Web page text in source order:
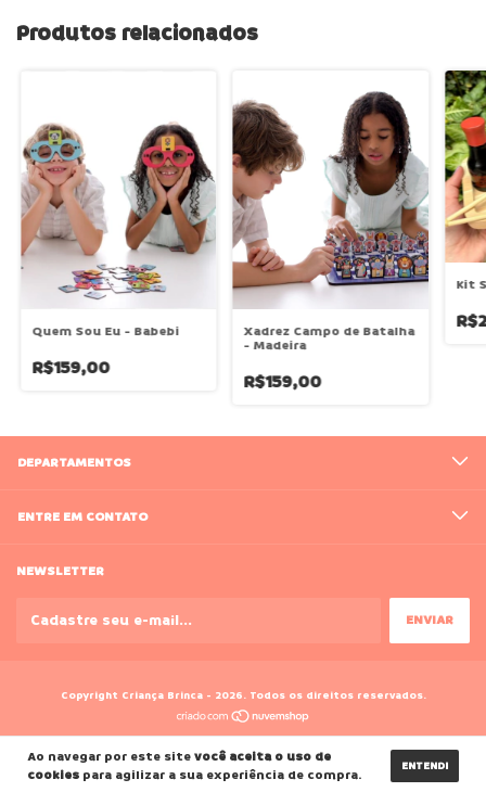
Ao navegar por este sitevocê aceita o uso de
cookies para agilizar a sua experiência de compra. ENTENDI
Produtos relacionados
Quem Sou Eu - Babebi
R$159,00
Xadrez Campo de Batalha
- Madeira
R$159,00
Kit
DEPARTAMENTOS
ENTRE EM CONTATO
NEWSLETTER
Copyright Criança Brinca - 2026. Todos os direitos reservados.